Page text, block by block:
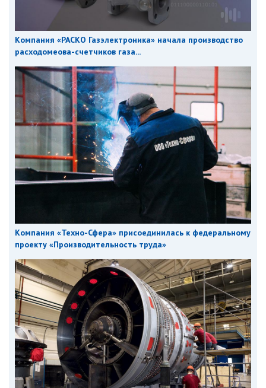
Компания «РАСКО Газэлектроника» начала производство
расходомеова-счетчиков газа...
Компания «Техно-Сфера» присоединилась к федеральному
проекту «Производительность труда»